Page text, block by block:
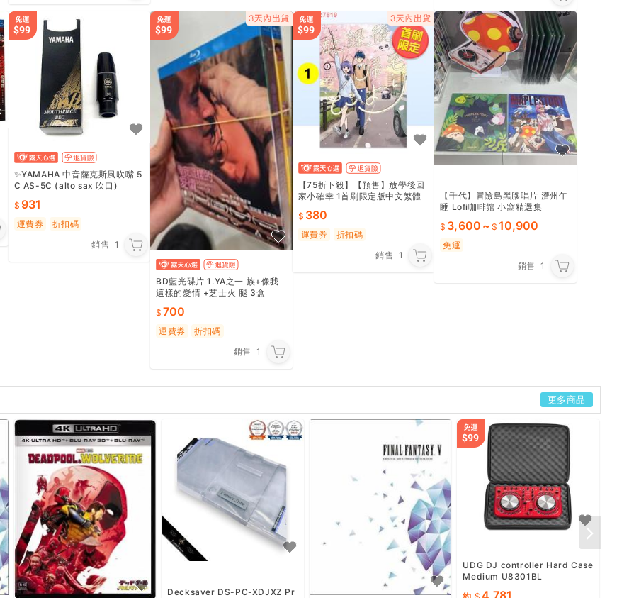
✨YAMAHA 中音薩克斯風吹嘴 5
C AS-5C (alto sax 吹口)
931
運費券
折扣碼
銷售 1
BD藍光碟片 1.YA之一 族+像我
這樣的愛情 +芝士火 腿 3盒
700
運費券
折扣碼
銷售
1
【75折下殺】【預售】放學後回
家小確幸 1首刷限定版中文繁體
9786050109863
380
運費券
折扣碼
銷售 1
【千代】冒險島黑膠唱片 濟州午
睡 Lofi咖啡館 小窩精選集
3,600 ~ 10,900
免運
銷售
1
更多商品
Decksaver DS-PC-XDJXZ Pr
UDG DJ controller Hard Case
Medium U8301BL